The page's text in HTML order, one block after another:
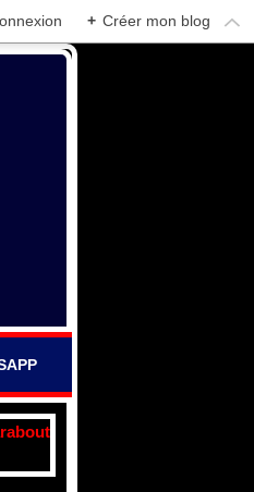
+ Créer mon blog